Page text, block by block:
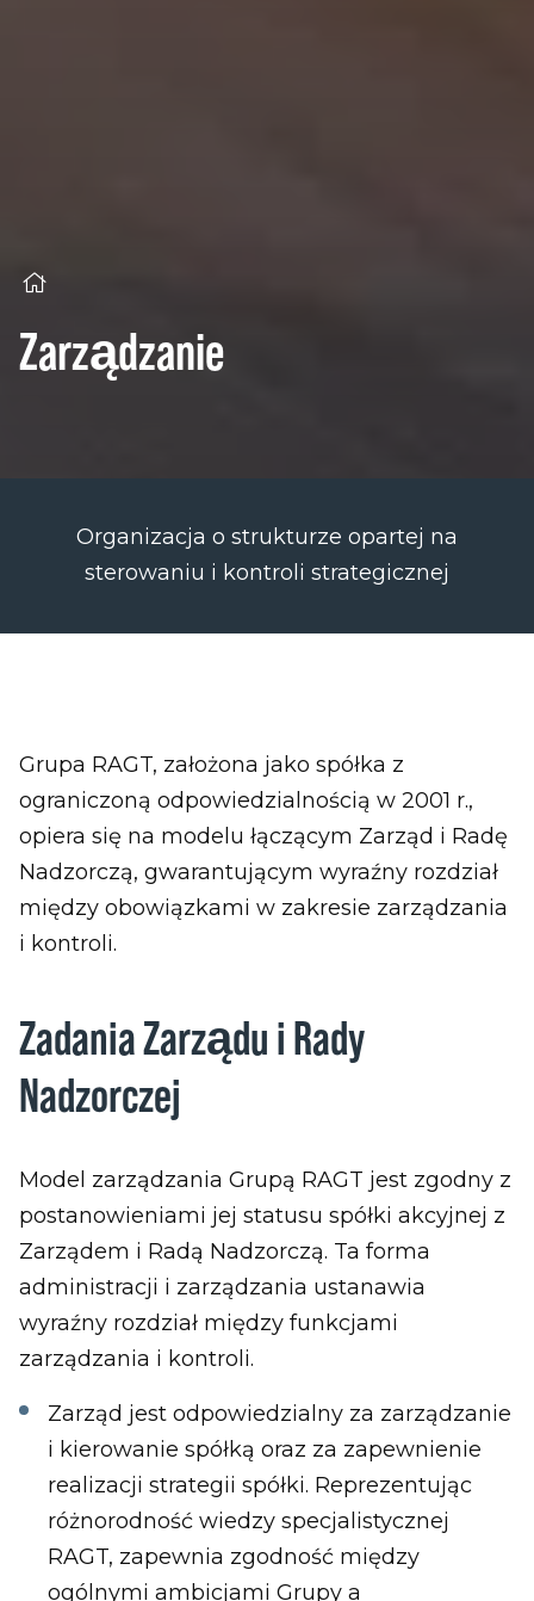
Zarządzanie
Organizacja o strukturze opartej na
sterowaniu i kontroli strategicznej
Grupa RAGT, założona jako spółka z
ograniczoną odpowiedzialnością w 2001 r.,
opiera się na modelu łączącym Zarząd i Radę
Nadzorczą, gwarantującym wyraźny rozdział
między obowiązkami w zakresie zarządzania
i kontroli.
Zadania Zarządu i Rady
Nadzorczej
Model zarządzania Grupą RAGT jest zgodny z
postanowieniami jej statusu spółki akcyjnej z
Zarządem i Radą Nadzorczą. Ta forma
administracji i zarządzania ustanawia
wyraźny rozdział między funkcjami
zarządzania i kontroli.
Zarząd jest odpowiedzialny za zarządzanie
i kierowanie spółką oraz za zapewnienie
realizacji strategii spółki. Reprezentując
różnorodność wiedzy specjalistycznej
RAGT, zapewnia zgodność między
ogólnymi ambicjami Grupy a